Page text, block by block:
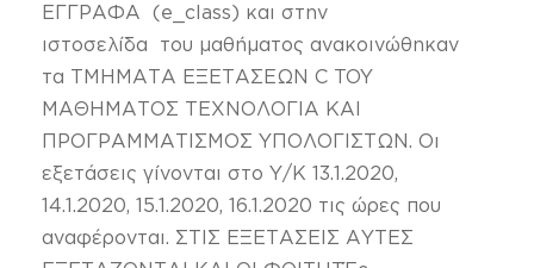
ΕΓΓΡΑΦΑ (e_class) και στην
ιστοσελίδα του μαθήματος ανακοινώθηκαν
τα ΤΜΗΜΑΤΑ ΕΞΕΤΑΣΕΩΝ C TOY
MAΘΗΜΑΤΟΣ ΤΕΧΝΟΛΟΓΙΑ ΚΑΙ
ΠΡΟΓΡΑΜΜΑΤΙΣΜΟΣ ΥΠΟΛΟΓΙΣΤΩΝ. Οι
εξετάσεις γίνονται στο Υ/Κ 13.1.2020,
14.1.2020, 15.1.2020, 16.1.2020 τις ώρες που
αναφέρονται. ΣΤΙΣ ΕΞΕΤΑΣΕΙΣ ΑΥΤΕΣ